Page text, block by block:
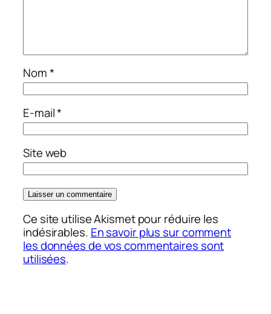
Nom*
E-mail*
Site web
Ce site utilise Akismet pour réduire les
indésirables. En savoir plus sur comment
les données de vos commentaires sont
utilisées.